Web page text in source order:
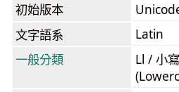
初始版本
文字語系
Latin
一般分類
Ll / 小